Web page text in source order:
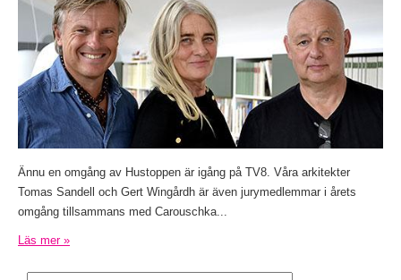
Ännu en omgång av Hustoppen är igång på TV8. Våra arkitekter
Tomas Sandell och Gert Wingårdh är även jurymedlemmar i årets
omgång tillsammans med Carouschka...
Läs mer »